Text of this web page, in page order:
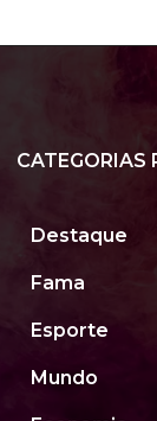
CATEGORIAS
Destaque
Fama
Esporte
Mundo